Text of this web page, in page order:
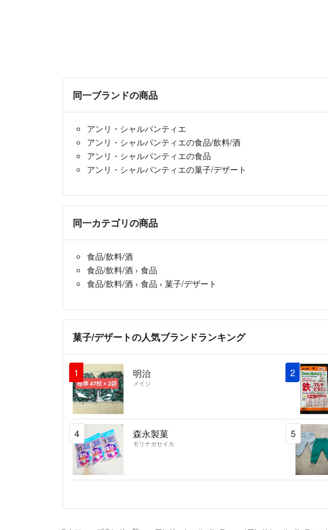
同一ブランドの商品
アンリ・シャルパンティエ
アンリ・シャルパンティエの食品/飲料/酒
アンリ・シャルパンティエの食品
アンリ・シャルパンティエの菓子/デザート
同一カテゴリの商品
食品/飲料/酒
食品/飲料/酒 › 食品
食品/飲料/酒 › 食品 › 菓子/デザート
菓子/デザートの人気ブランドランキング
1 明治
メイジ
2
4 森永製菓
モリナガセイカ
5